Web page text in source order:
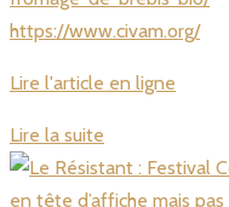
https://www.civam.org/
Lire l'article en ligne
Lire la suite